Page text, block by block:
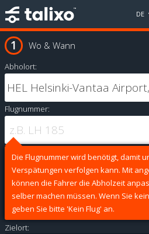
DE
Wo & Wann
Abholort:
Flugnummer:
Die Flugnummer wird benötigt, damit
Verspätungen verfolgen kann. Mit
können die Fahrer die Abholzeit
selber machen müssen. Wenn Sie
geben Sie bitte 'Kein Flug' an.
Zielort: